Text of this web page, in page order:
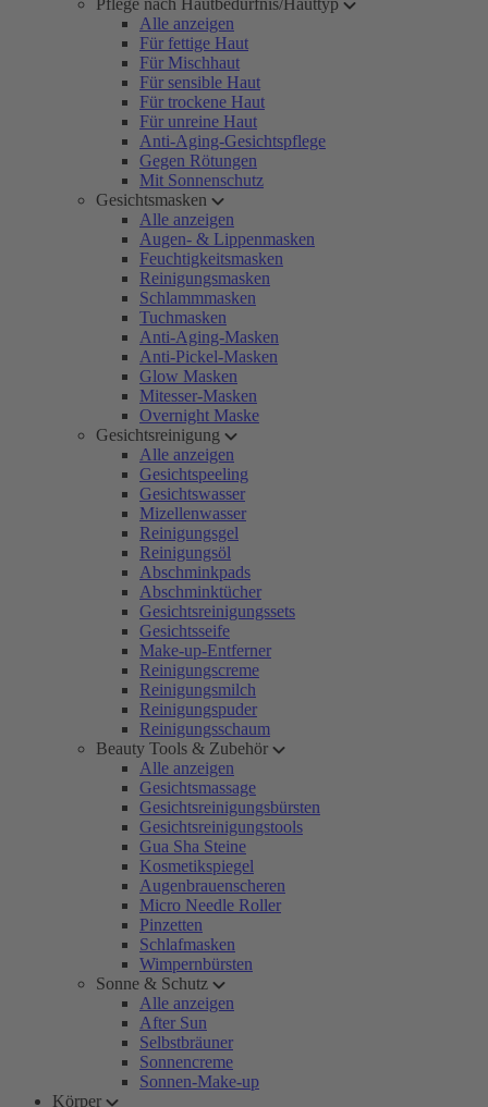
Pflege nach Hautbedürfnis/Hauttyp
Alle anzeigen
Für fettige Haut
Für Mischhaut
Für sensible Haut
Für trockene Haut
Für unreine Haut
Anti-Aging-Gesichtspflege
Gegen Rötungen
Mit Sonnenschutz
Gesichtsmasken
Alle anzeigen
Augen- & Lippenmasken
Feuchtigkeitsmasken
Reinigungsmasken
Schlammmasken
Tuchmasken
Anti-Aging-Masken
Anti-Pickel-Masken
Glow Masken
Mitesser-Masken
Overnight Maske
Gesichtsreinigung
Alle anzeigen
Gesichtspeeling
Gesichtswasser
Mizellenwasser
Reinigungsgel
Reinigungsöl
Abschminkpads
Abschminktücher
Gesichtsreinigungssets
Gesichtsseife
Make-up-Entferner
Reinigungscreme
Reinigungsmilch
Reinigungspuder
Reinigungsschaum
Beauty Tools & Zubehör
Alle anzeigen
Gesichtsmassage
Gesichtsreinigungsbürsten
Gesichtsreinigungstools
Gua Sha Steine
Kosmetikspiegel
Augenbrauenscheren
Micro Needle Roller
Pinzetten
Schlafmasken
Wimpernbürsten
Sonne & Schutz
Alle anzeigen
After Sun
Selbstbräuner
Sonnencreme
Sonnen-Make-up
Körper